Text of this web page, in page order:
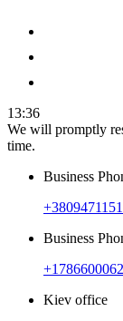
13:36
We will promptly
time.
Business
Business
Kiev office